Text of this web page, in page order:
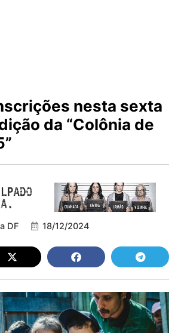
nesta sexta
da “Colônia de
DF 18/12/2024